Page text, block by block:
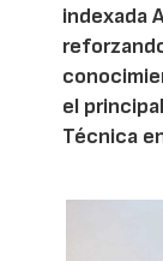
indexada
el
Técnica